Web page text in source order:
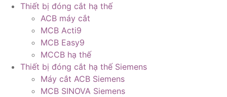
Thiết bị đóng cắt hạ thế
ACB máy cắt
MCB Acti9
MCB Easy9
MCCB hạ thế
Thiết bị đóng cắt hạ thế Siemens
Máy cắt ACB Siemens
MCB SINOVA Siemens